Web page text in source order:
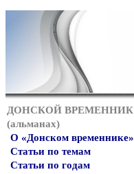
ДОНСКОЙ ВРЕМЕННИК
(альманах)
О «Донском временнике»
Статьи по темам
Статьи по годам